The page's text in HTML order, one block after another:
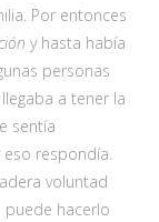
Por entonces
y hasta había
personas
a tener la
sentía
respondía.
voluntad
hacerlo